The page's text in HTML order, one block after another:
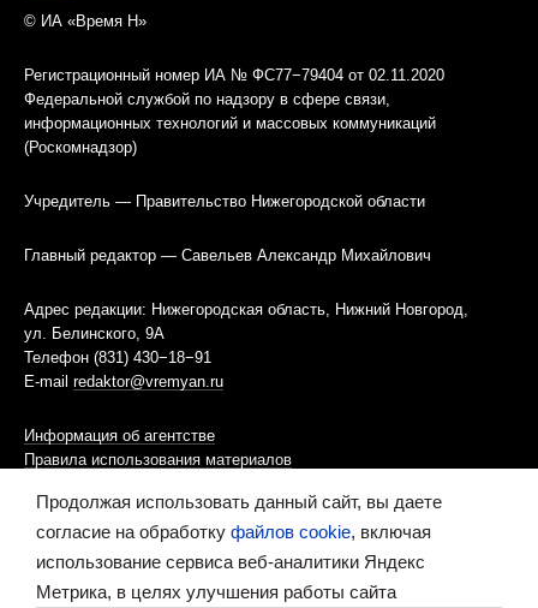
© ИА «Время Н»
Регистрационный номер ИА № ФС77−79404 от 02.11.2020
Федеральной службой по надзору в сфере связи,
информационных технологий и массовых коммуникаций
(Роскомнадзор)
Учредитель — Правительство Нижегородской области
Главный редактор — Савельев Александр Михайлович
Адрес редакции: Нижегородская область, Нижний Новгород,
ул. Белинского, 9А
Телефон (831) 430−18−91
E-mail redaktor@vremyan.ru
Информация об агентстве
Правила использования материалов
Информационная политика использования «cookies»-файлов
Ресурс содержит материалы 16+
Продолжая использовать данный сайт, вы даете
согласие на обработку файлов cookie, включая
использование сервиса веб-аналитики Яндекс
Метрика, в целях улучшения работы сайта